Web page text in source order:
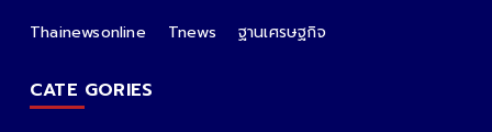
Thainewsonline
Tnews ฐานเศรษฐกิจ
CATE GORIES